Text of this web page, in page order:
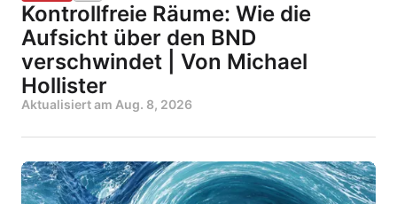
Kontrollfreie Räume: Wie die
Aufsicht über den BND
verschwindet | Von Michael
Hollister
Aktualisiert am Aug. 8, 2026